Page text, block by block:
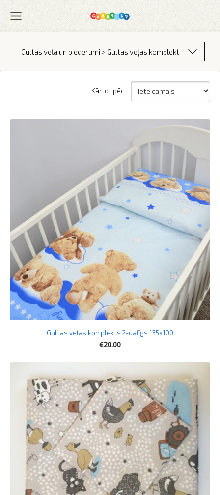
Gultas veļa un piederumi > Gultas veļas komplekti
Kārtot pēc
Gultas veļas komplekts 2-daļīgs 135x100
€20.00